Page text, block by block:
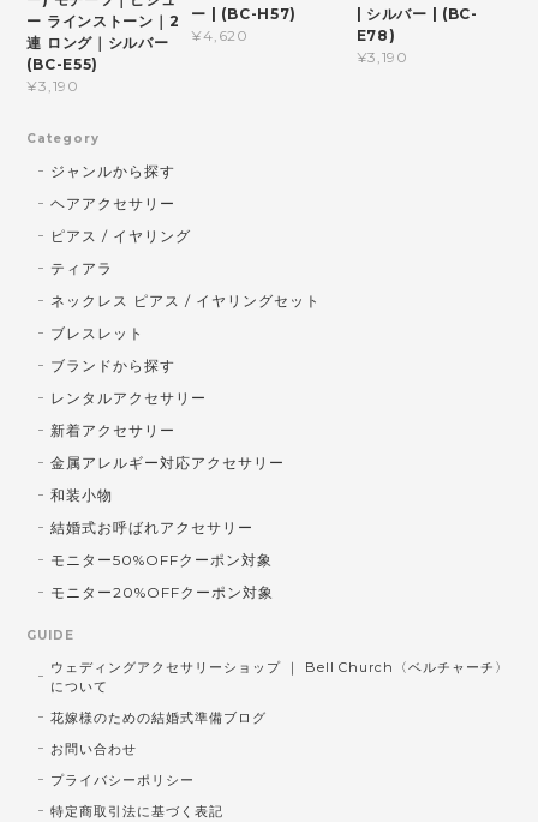
ー ラインストーン｜2
連 ロング｜シルバー
(BC-E55)
¥3,190
ー | (BC-H57)
¥4,620
| シルバー | (BC-
E78)
¥3,190
Category
ジャンルから探す
ヘアアクセサリー
ピアス / イヤリング
ティアラ
ネックレス ピアス / イヤリングセット
ブレスレット
ブランドから探す
レンタルアクセサリー
新着アクセサリー
金属アレルギー対応アクセサリー
和装小物
結婚式お呼ばれアクセサリー
モニター50%OFFクーポン対象
モニター20%OFFクーポン対象
GUIDE
ウェディングアクセサリーショップ ｜ Bell Church〈ベルチャーチ〉
について
花嫁様のための結婚式準備ブログ
お問い合わせ
プライバシーポリシー
特定商取引法に基づく表記